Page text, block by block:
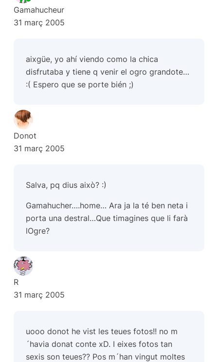
Gamahucheur
31 març 2005
aixgüe, yo ahí viendo como la chica
disfrutaba y tiene q venir el ogro grandote…
:( Espero que se porte bién ;)
Donot
31 març 2005
Salva, pq dius això? :)
Gamahucher….home… Ara ja la té ben neta i
porta una destral…Que timagines que li farà
lOgre?
R
31 març 2005
uooo donot he vist les teues fotos!! no m
´havia donat conte xD. I eixes fotos tan
sexis son teues?? Pos m´han vingut moltes